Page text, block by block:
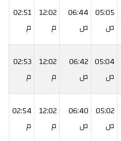
05:05
ص
06:44
ص
12:02
م
02:51
م
05:04
ص
06:42
ص
12:02
م
02:53
م
05:02
ص
06:40
ص
12:02
م
02:54
م